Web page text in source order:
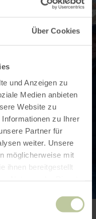
Über Cookies
und Anzeigen zu
Medien anbieten
Website zu
zu Ihrer
Partner für
weiter. Unsere
möglicherweise mit
ihnen bereitgestellt